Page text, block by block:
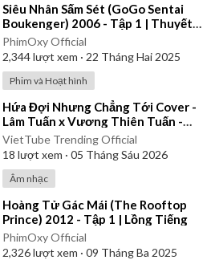
⁣Siêu Nhân Sấm Sét (GoGo Sentai
Boukenger) 2006 - Tập 1 | Thuyết
Minh
PhimOxy Official
2,344lượt xem · 22 Tháng Hai 2025
Phim và Hoạt hình
⁣Hứa Đợi Nhưng Chẳng Tới Cover -
Lâm Tuấn x Vương Thiên Tuấn -
Kiều Chi
VietTube Trending Official
18 lượt xem · 05 Tháng Sáu 2026
Âm nhạc
⁣Hoàng Tử Gác Mái (The Rooftop
Prince) 2012 - Tập 1 | Lồng Tiếng
PhimOxy Official
2,326lượt xem · 09 Tháng Ba 2025